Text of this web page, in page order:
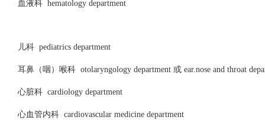
血液科 hematology department
儿科 pediatrics department
耳鼻（咽）喉科 otolaryngology department 或 ear.nose and throat
心脏科 cardiology department
心血管内科 cardiovascular medicine department